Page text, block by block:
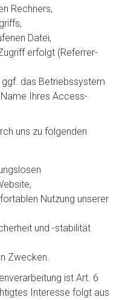
Rechners,
Datei,
erfolgt (Referrer-
das Betriebssystem
Ihres Access-
uns zu folgenden
Nutzung unserer
und -stabilität
Zwecken.
ist Art. 6
Interesse folgt aus